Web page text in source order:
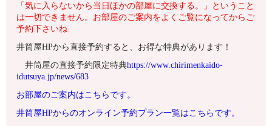
「気に入らないから当日ほかの部屋に交換する。」ということ
は一切できません。お部屋のご案内をよくご覧になってからご
予約下さいね
井筒屋HPから直接予約すると、お得な特典があります！
井筒屋の直接予約限定特典https://www.chirimenkaido-
idutsuya.jp/news/683
お部屋のご案内はこちらです。
井筒屋HPからのオンライン予約プラン一覧はこちらです。